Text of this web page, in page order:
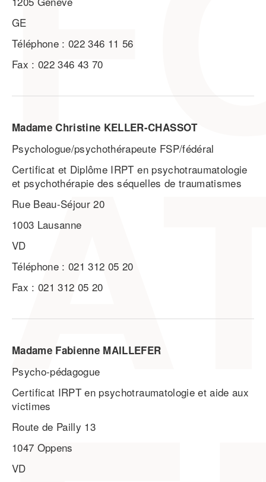
GE
Téléphone : 022 346 11 56
Fax : 022 346 43 70
Madame Christine KELLER-CHASSOT
Psychologue/psychothérapeute FSP/fédéral
Certificat et Diplôme IRPT en psychotraumatologie
et psychothérapie des séquelles de traumatismes
Rue Beau-Séjour 20
1003 Lausanne
VD
Téléphone : 021 312 05 20
Fax : 021 312 05 20
Madame Fabienne MAILLEFER
Psycho-pédagogue
Certificat IRPT en psychotraumatologie et aide aux
victimes
Route de Pailly 13
1047 Oppens
VD